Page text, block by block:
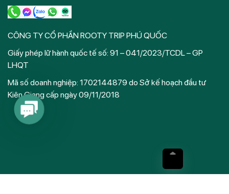
CÔNG TY CỔ PHẦN ROOTY TRIP PHÚ QUỐC
Giấy phép lữ hành quốc tế số: 91 – 041/2023/TCDL – GP
LHQT
Mã số doanh nghiệp: 1702144879 do Sở kế hoạch đầu tư
Kiên Giang cấp ngày 09/11/2018
Contact
Us